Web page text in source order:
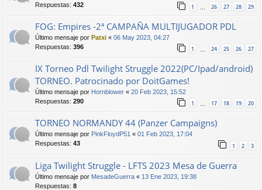
Respuestas: 432 1 … 26 27 28 29
FOG: Empires -2ª CAMPAÑA MULTIJUGADOR PDL
Último mensaje por Patxi « 06 May 2023, 04:27
Respuestas: 396 1 … 24 25 26 27
IX Torneo Pdl Twilight Struggle 2022(PC/Ipad/android)
TORNEO. Patrocinado por DoitGames!
Último mensaje por Hornblower « 20 Feb 2023, 15:52
Respuestas: 290 1 … 17 18 19 20
TORNEO NORMANDY 44 (Panzer Campaigns)
Último mensaje por PinkFloydP51 « 01 Feb 2023, 17:04
Respuestas: 43 1 2 3
Liga Twilight Struggle - LFTS 2023 Mesa de Guerra
Último mensaje por MesadeGuerra « 13 Ene 2023, 19:38
Respuestas: 8